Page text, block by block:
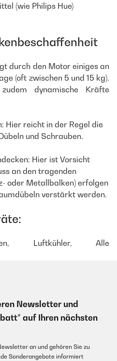
(wie Philips Hue)
durch den Motor einiges an
(oft zwischen 5 und 15 kg).
dynamische Kräfte
Hier reicht in der Regel die
und Schrauben.
Hier ist Vorsicht
an den tragenden
oder Metallbalken) erfolgen
verstärkt werden.
, Luftkühler,Alle
Newsletter und
auf Ihren nächsten
an und gehören Sie zu
Sonderangebote informiert